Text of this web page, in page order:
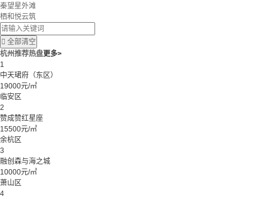
秦望星外滩
栖和悦云筑
 全部清空
杭州推荐热盘更多>
1
中天珺府（东区）
19000元/㎡
临安区
2
赞成赞红星座
15500元/㎡
余杭区
3
融创森与海之城
10000元/㎡
萧山区
4